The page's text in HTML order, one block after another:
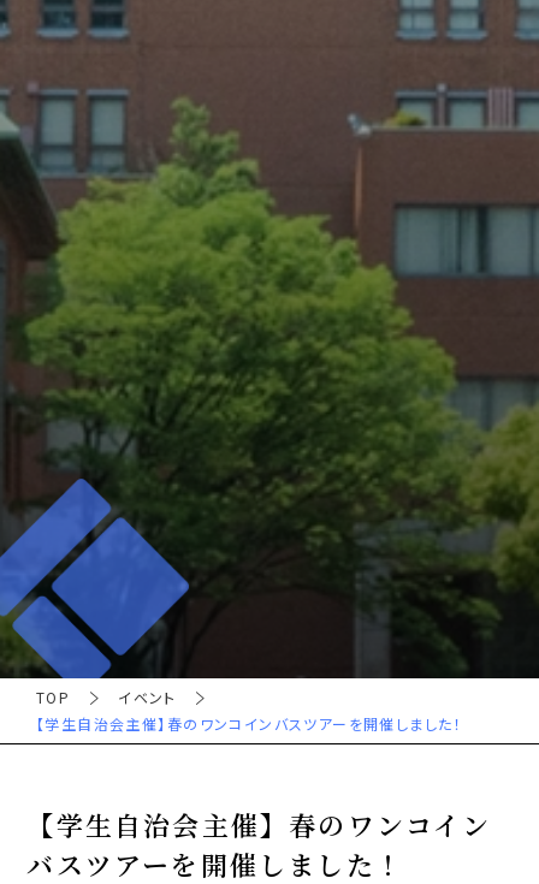
TOP
イベント
【学生自治会主催】春のワンコインバスツアーを開催しました！
【学生自治会主催】春のワンコイン
バスツアーを開催しました！